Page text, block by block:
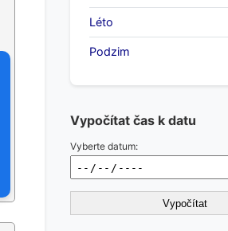
Léto
Podzim
Vypočítat čas k datu
Vyberte datum:
Vypočítat